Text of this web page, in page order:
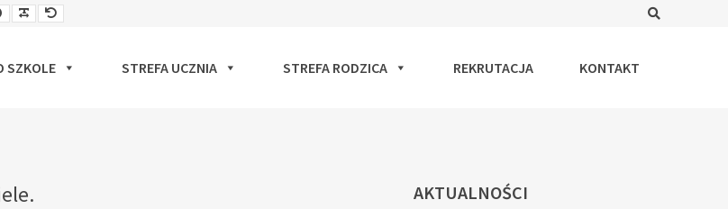
Larger
Font
Readable
Font
Default
Font
SZKOLE STREFA UCZNIA STREFA RODZICA REKRUTACJA KONTAKT
AKTUALNOŚCI